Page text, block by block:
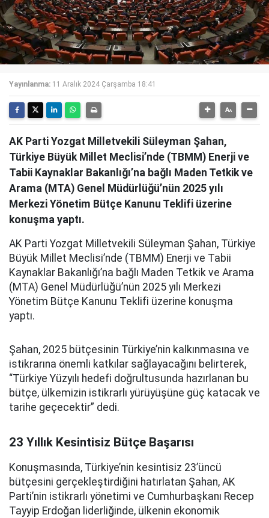
Yayınlanma: 11 Aralık 2024 Çarşamba 18:41
AK Parti Yozgat Milletvekili Süleyman Şahan,
Türkiye Büyük Millet Meclisi’nde (TBMM) Enerji ve
Tabii Kaynaklar Bakanlığı’na bağlı Maden Tetkik ve
Arama (MTA) Genel Müdürlüğü’nün 2025 yılı
Merkezi Yönetim Bütçe Kanunu Teklifi üzerine
konuşma yaptı.
AK Parti Yozgat Milletvekili Süleyman Şahan, Türkiye
Büyük Millet Meclisi’nde (TBMM) Enerji ve Tabii
Kaynaklar Bakanlığı’na bağlı Maden Tetkik ve Arama
(MTA) Genel Müdürlüğü’nün 2025 yılı Merkezi
Yönetim Bütçe Kanunu Teklifi üzerine konuşma
yaptı.
Şahan, 2025 bütçesinin Türkiye’nin kalkınmasına ve
istikrarına önemli katkılar sağlayacağını belirterek,
“Türkiye Yüzyılı hedefi doğrultusunda hazırlanan bu
bütçe, ülkemizin istikrarlı yürüyüşüne güç katacak ve
tarihe geçecektir” dedi.
23 Yıllık Kesintisiz Bütçe Başarısı
Konuşmasında, Türkiye’nin kesintisiz 23’üncü
bütçesini gerçekleştirdiğini hatırlatan Şahan, AK
Parti’nin istikrarlı yönetimi ve Cumhurbaşkanı Recep
Tayyip Erdoğan liderliğinde, ülkenin ekonomik